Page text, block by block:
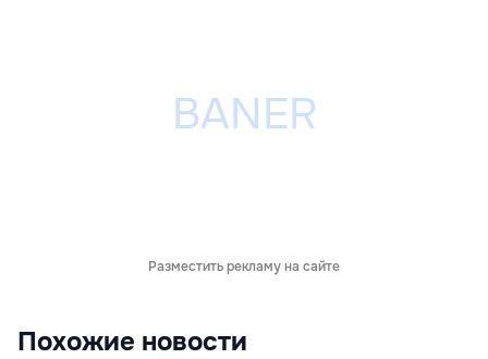
Разместить рекламу на сайте
Похожие новости